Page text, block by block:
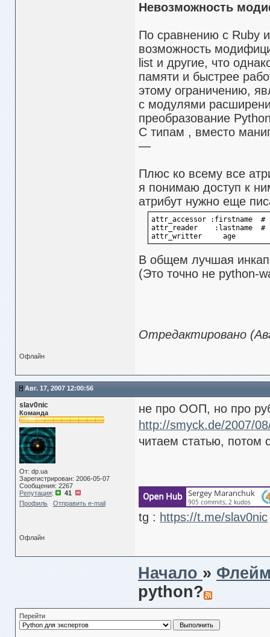
Невозможность
По сравнению с Ruby
возможность
list и другие, что
памяти и быстрее
этому ограничению,
с модулями
преобразование
C типам , вместо
—
Плюс ко всему все
я понимаю доступ к
атрибут нужно еще
attr_accessor :firstname  #
attr_reader    :lastname  #
attr_writter     age
В общем лучшая
(Это точно не python-
Отредактировано
Офлайн
Авг. 17, 2007 12:00:56
slav0nic
Команда
От: dp.ua
Зарегистрирован: 2006-05-07
Сообщения: 2267
Репутация:
41
Профиль
Отправить e-mail
не про ООП, но про
http://smyck.de/2007/
читаем статью,
tg : https://t.me/slav0nic
Офлайн
Начало»
python?
Перейти